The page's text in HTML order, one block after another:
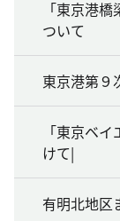
「東京港
ついて
東京港第９
「東京ベ
けて|
有明北地区